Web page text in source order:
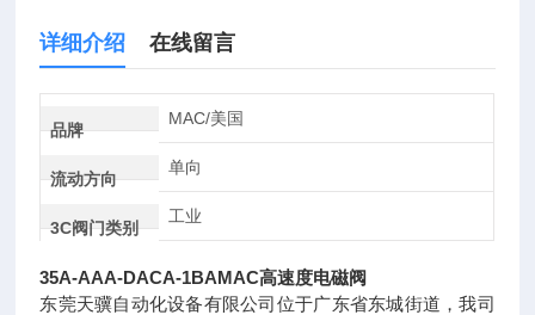
详细介绍 在线留言
品牌
MAC/美国
流动方向
单向
3C阀门类别
工业
35A-AAA-DACA-1BAMAC高速度电磁阀
东莞天骥自动化设备有限公司位于广东省东城街道，我司